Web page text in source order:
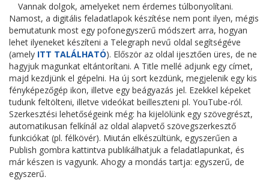
Vannak dolgok, amelyeket nem érdemes túlbonyolítani.
Namost, a digitális feladatlapok készítése nem pont ilyen, mégis
bemutatunk most egy pofonegyszerű módszert arra, hogyan
lehet ilyeneket készíteni a Telegraph nevű oldal segítségéve
(amely ITT TALÁLHATÓ). Először az oldal ijesztően üres, de ne
hagyjuk magunkat eltántorítani. A Title mellé adjunk egy címet,
majd kezdjünk el gépelni. Ha új sort kezdünk, megjelenik egy kis
fényképezőgép ikon, illetve egy beágyazás jel. Ezekkel képeket
tudunk feltölteni, illetve videókat beilleszteni pl. YouTube-ról.
Szerkesztési lehetőségeink még: ha kijelölünk egy szövegrészt,
automatikusan felkínál az oldal alapvető szövegszerkesztő
funkciókat (pl. félkövér). Miután elkészültünk, egyszerűen a
Publish gombra kattintva publikálhatjuk a feladatlapunkat, és
már készen is vagyunk. Ahogy a mondás tartja: egyszerű, de
egyszerű.